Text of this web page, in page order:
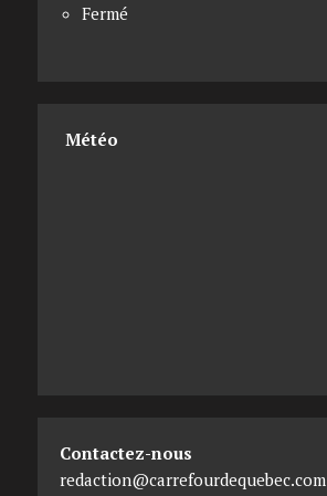
Fermé
Météo
Contactez-nous
redaction@carrefourdequebec.com